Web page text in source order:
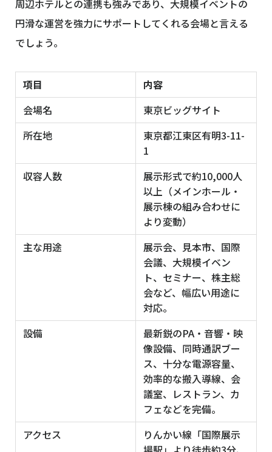
周辺ホテルとの連携も強みであり、大規模イベントの
円滑な運営を強力にサポートしてくれる会場と言える
でしょう。
項目
内容
会場名
東京ビッグサイト
所在地
東京都江東区有明3-11-
1
収容人数
展示形式で約10,000人
以上（メインホール・
展示棟の組み合わせに
より変動）
主な用途
展示会、見本市、国際
会議、大規模イベン
ト、セミナー、株主総
会など、幅広い用途に
対応。
設備
最新鋭のPA・音響・映
像設備、同時通訳ブー
ス、十分な電源容量、
効率的な搬入導線、会
議室、レストラン、カ
フェなどを完備。
アクセス
りんかい線「国際展示